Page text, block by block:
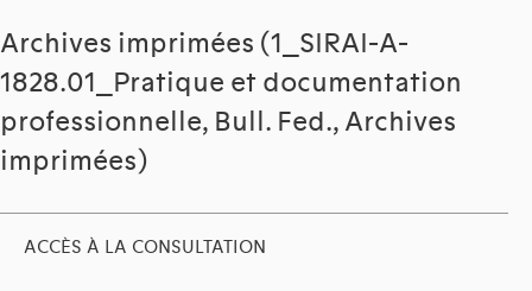
Archives imprimées (1_SIRAI-A-
1828.01_Pratique et documentation
professionnelle, Bull. Fed., Archives
imprimées)
ACCÈS À LA CONSULTATION